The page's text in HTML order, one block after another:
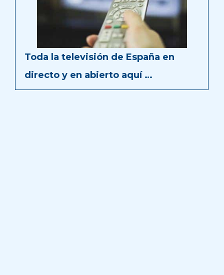
Toda la televisión de España en
directo y en abierto aquí …